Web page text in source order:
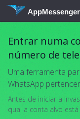
AppMessenger
Entrar numa
número de
Uma ferramenta
WhatsApp
Antes de iniciar a
qual a conta alvo